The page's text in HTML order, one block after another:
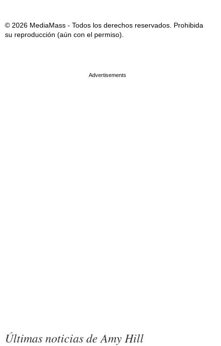
© 2026 MediaMass - Todos los derechos reservados. Prohibida
su reproducción (aún con el permiso).
Últimas noticias de Amy Hill